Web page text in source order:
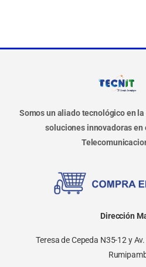
Somos un aliado tecnológico en
soluciones innovadoras en
Dirección
Teresa de Cepeda N35-12 y